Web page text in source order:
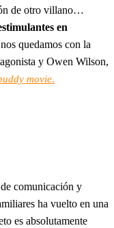
de otro villano…
en
quedamos con la
y Owen Wilson,
movie.
comunicación y
ha vuelto en una
es absolutamente